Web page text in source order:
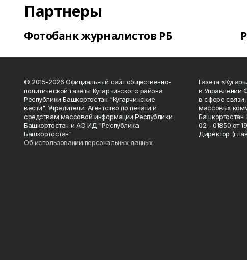
Партнеры
Фотобанк журналистов РБ
© 2015-2026 Официальный сайт общественно-
политической газеты Кугарчинского района
Республики Башкортостан "Кугарчинские
вести". Учредители: Агентство по печати и
средствам массовой информации Республики
Башкортостан и АО ИД "Республика
Башкортостан"
Об использовании персональных данных
Газета
в Управлении
в сфере
массовых
02 - 01850 от
Директор